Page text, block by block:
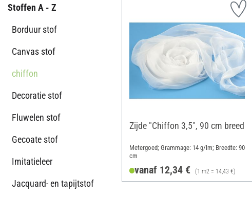
Stoffen A - Z
Borduur stof
Canvas stof
chiffon
Decoratie stof
Fluwelen stof
Gecoate stof
Imitatieleer
Jacquard- en tapijtstof
Zijde "Chiffon 3,5", 90 cm breed
Metergoed; Grammage: 14 g/lm; Breedte: 90
cm
vanaf 12,34 € (1 m2 = 14,43 €)